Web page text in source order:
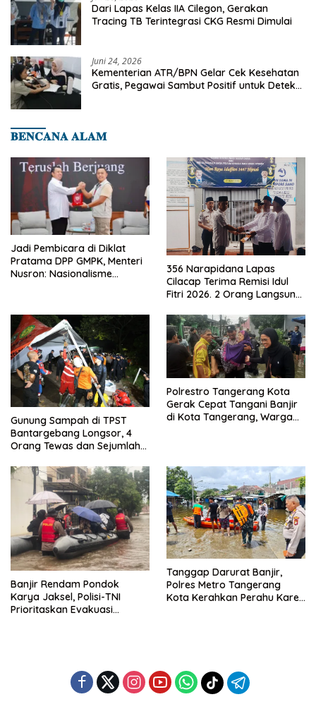
Dari Lapas Kelas IIA Cilegon, Gerakan
Tracing TB Terintegrasi CKG Resmi Dimulai
Juni 24, 2026
Kementerian ATR/BPN Gelar Cek Kesehatan
Gratis, Pegawai Sambut Positif untuk Deteksi
𝐁𝐄𝐍𝐂𝐀𝐍𝐀 𝐀𝐋𝐀𝐌
Jadi Pembicara di Diklat
Pratama DPP GMPK, Menteri
Nusron: Nasionalisme
356 Narapidana Lapas
Cilacap Terima Remisi Idul
Fitri 2026. 2 Orang Langsung
Gunung Sampah di TPST
Bantargebang Longsor, 4
Orang Tewas dan Sejumlah
Polrestro Tangerang Kota
Gerak Cepat Tangani Banjir
di Kota Tangerang, Warga
Banjir Rendam Pondok
Karya Jaksel, Polisi-TNI
Prioritaskan Evakuasi
Tanggap Darurat Banjir,
Polres Metro Tangerang
Kota Kerahkan Perahu Karet